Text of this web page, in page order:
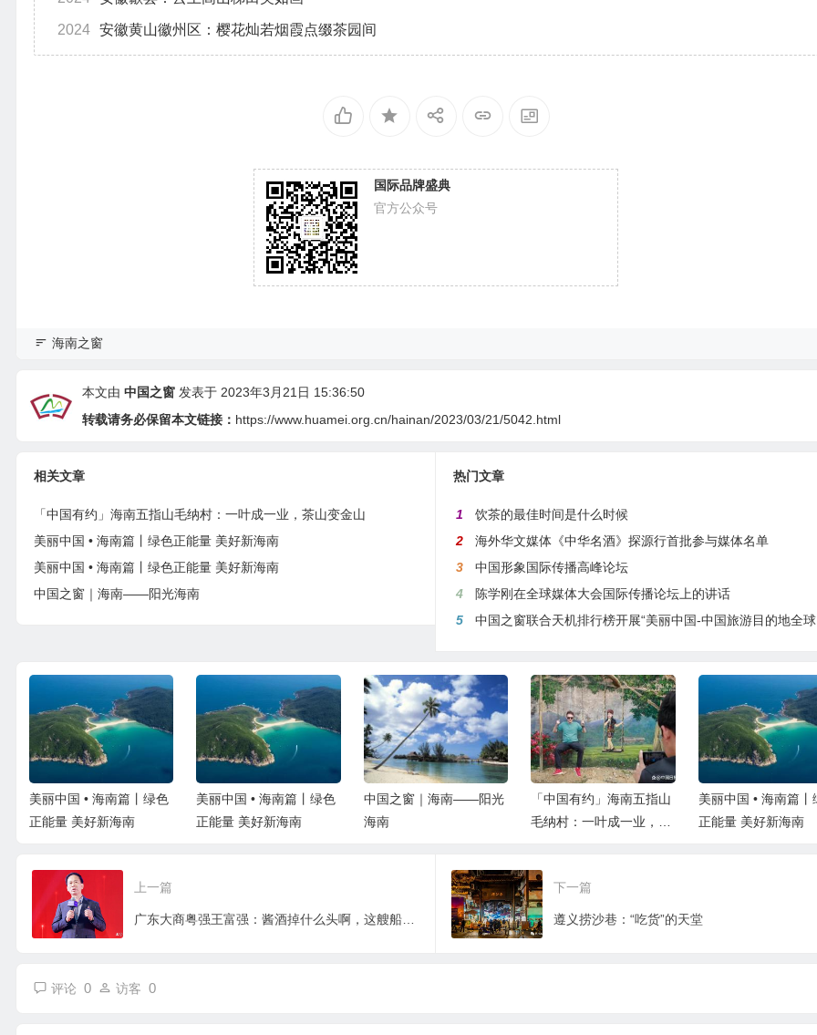
2024 安徽黄山徽州区：樱花灿若烟霞点缀茶园间
国际品牌盛典
官方公众号
海南之窗
本文由 中国之窗发表于 2023年3月21日 15:36:50
转载请务必保留本文链接： https://www.huamei.org.cn/hainan/2023/03/21/5042.html
相关文章
「中国有约」海南五指山毛纳村：一叶成一业，茶山变金山
美丽中国 • 海南篇丨绿色正能量 美好新海南
美丽中国 • 海南篇丨绿色正能量 美好新海南
中国之窗｜海南——阳光海南
热门文章
1
饮茶的最佳时间是什么时候
2
海外华文媒体《中华名酒》探源行首批参与媒体名单
3
中国形象国际传播高峰论坛
4
陈学刚在全球媒体大会国际传播论坛上的讲话
5
中国之窗联合天机排行榜开展“美丽中国-中国旅游目的地全球推介行动”
美丽中国 • 海南篇丨绿色
正能量 美好新海南
美丽中国 • 海南篇丨绿色
正能量 美好新海南
中国之窗｜海南——阳光
海南
「中国有约」海南五指山
毛纳村：一叶成一业，茶
美丽中国 • 海南篇丨
正能量 美好新海南
上一篇
广东大商粤强王富强：酱酒掉什么头啊，这艘船还没真正启航呢
下一篇
遵义捞沙巷：“吃货”的天堂
评论 0 访客 0